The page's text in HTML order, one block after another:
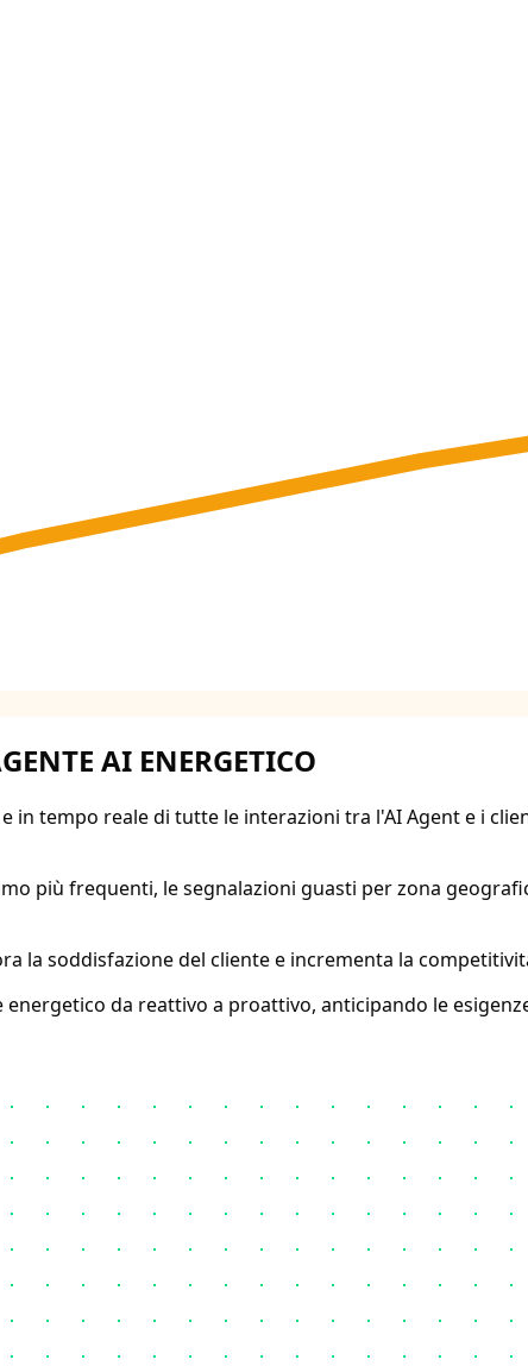
AI ENERGETICO
in tempo reale di tutte le interazioni tra l'AI Agent e i
più frequenti, le segnalazioni guasti per zona
la soddisfazione del cliente e incrementa la
da reattivo a proattivo, anticipando le